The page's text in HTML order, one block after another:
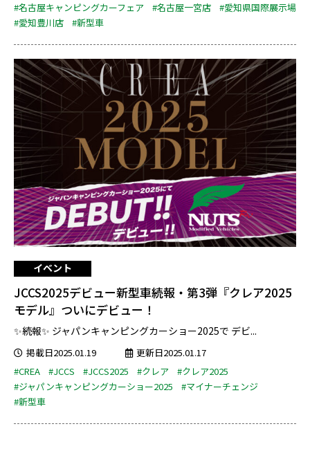
#名古屋キャンピングカーフェア
#名古屋一宮店
#愛知県国際展示場
#愛知豊川店
#新型車
イベント
JCCS2025デビュー新型車続報・第3弾『クレア2025
モデル』ついにデビュー！
✨続報✨ ジャパンキャンピングカーショー2025で デビ...
掲載日2025.01.19
更新日2025.01.17
#CREA
#JCCS #JCCS2025 #クレア
#クレア2025
#ジャパンキャンピングカーショー2025
#マイナーチェンジ
#新型車